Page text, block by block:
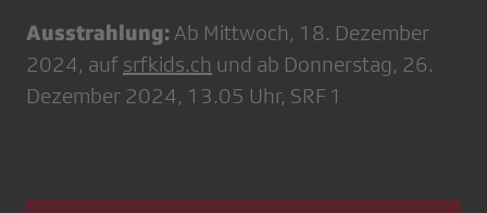
Ausstrahlung: Ab Mittwoch, 18. Dezember
2024, auf srfkids.ch und ab Donnerstag, 26.
Dezember 2024, 13.05 Uhr, SRF 1